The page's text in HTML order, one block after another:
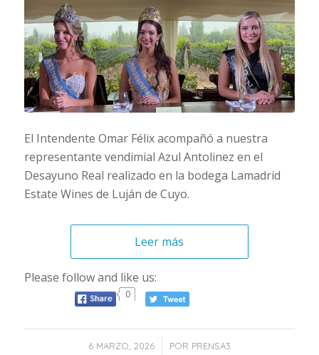
El Intendente Omar Félix acompañó a nuestra
representante vendimial Azul Antolinez en el
Desayuno Real realizado en la bodega Lamadrid
Estate Wines de Luján de Cuyo.
Leer más
Please follow and like us:
0
6 MARZO, 2026
/ POR PRENSA3